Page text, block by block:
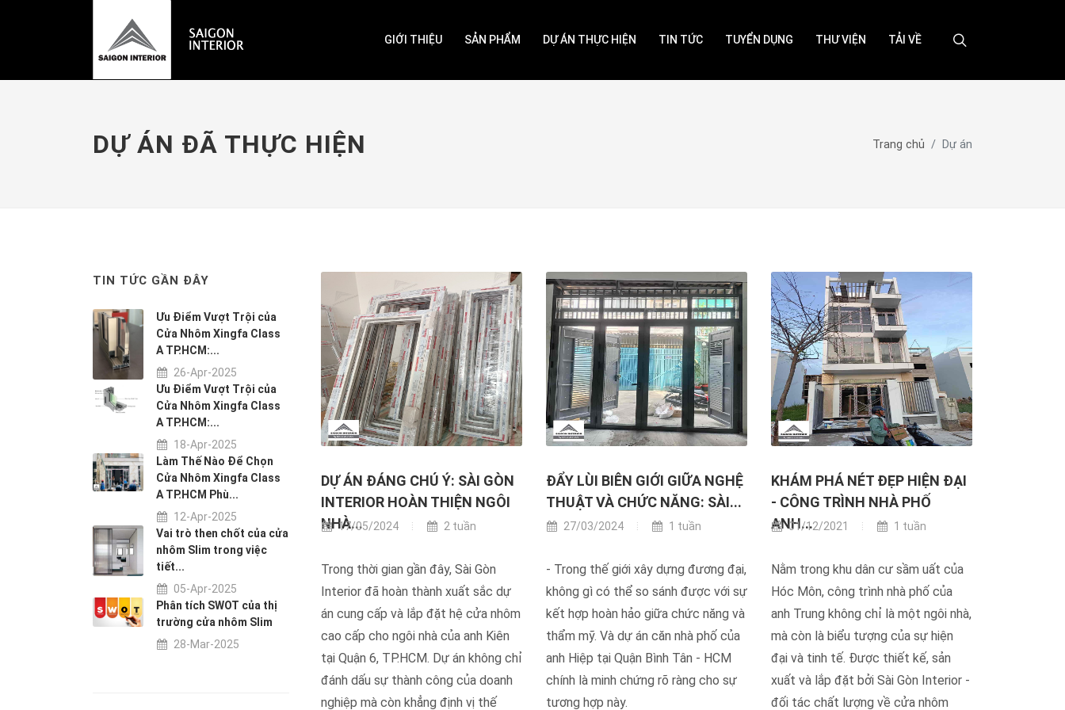
GIỚI THIỆU SẢN PHẨM DỰ ÁN THỰC HIỆN TIN TỨC TUYỂN DỤNG THƯ VIỆN TẢI VỀ
DỰ ÁN ĐÃ THỰC HIỆN Trang chủ Dự án
DỰ ÁN ĐÁNG CHÚ Ý: SÀI GÒN
INTERIOR HOÀN THIỆN NGÔI
NHÀ...
17/05/2024 2 tuần
Trong thời gian gần đây, Sài Gòn
Interior đã hoàn thành xuất sắc dự
án cung cấp và lắp đặt hệ cửa nhôm
cao cấp cho ngôi nhà của anh Kiên
tại Quận 6, TP.HCM. Dự án không chỉ
đánh dấu sự thành công của doanh
nghiệp mà còn khẳng định vị thế
ĐẨY LÙI BIÊN GIỚI GIỮA NGHỆ
THUẬT VÀ CHỨC NĂNG: SÀI...
27/03/2024 1 tuần
- Trong thế giới xây dựng đương đại,
không gì có thể so sánh được với sự
kết hợp hoàn hảo giữa chức năng và
thẩm mỹ. Và dự án căn nhà phố của
anh Hiệp tại Quận Bình Tân - HCM
chính là minh chứng rõ ràng cho sự
tương hợp này.
KHÁM PHÁ NÉT ĐẸP HIỆN ĐẠI
- CÔNG TRÌNH NHÀ PHỐ
ANH...
01/12/2021 1 tuần
Nằm trong khu dân cư sầm uất của
Hóc Môn, công trình nhà phố của
anh Trung không chỉ là một ngôi nhà,
mà còn là biểu tượng của sự hiện
đại và tinh tế. Được thiết kế, sản
xuất và lắp đặt bởi Sài Gòn Interior -
đối tác chất lượng về cửa nhôm
TIN TỨC GẦN ĐÂY
Ưu Điểm Vượt Trội của
Cửa Nhôm Xingfa Class
A TP.HCM:...
26-Apr-2025
Ưu Điểm Vượt Trội của
Cửa Nhôm Xingfa Class
A TP.HCM:...
18-Apr-2025
Làm Thế Nào Để Chọn
Cửa Nhôm Xingfa Class
A TP.HCM Phù...
12-Apr-2025
Vai trò then chốt của cửa
nhôm Slim trong việc
tiết...
05-Apr-2025
Phân tích SWOT của thị
trường cửa nhôm Slim
28-Mar-2025